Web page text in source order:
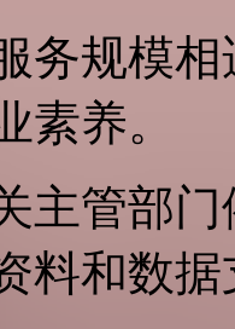
务规模
素养。
主管部
料和数